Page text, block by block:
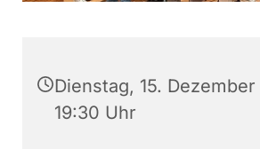
Dienstag, 15.
19:30 Uhr